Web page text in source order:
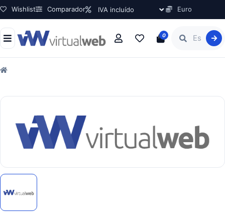
Wishlist Comparador Euro
0